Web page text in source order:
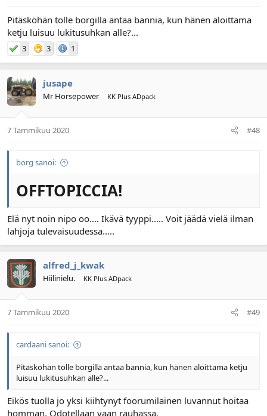
Pitäsköhän tolle borgilla antaa bannia, kun hänen aloittama
ketju luisuu lukitusuhkan alle?...
3 3 1
jusape
Mr Horsepower KK Plus ADpack
7 Tammikuu 2020 #48
borg sanoi:
OFFTOPICCIA!
Elä nyt noin nipo oo.... Ikävä tyyppi..... Voit jäädä vielä ilman
lahjoja tulevaisuudessa.....
alfred_j_kwak
Hiilinielu. KK Plus ADpack
7 Tammikuu 2020 #49
cardaani sanoi:
Pitäsköhän tolle borgilla antaa bannia, kun hänen aloittama ketju
luisuu lukitusuhkan alle?...
Eikös tuolla jo yksi kiihtynyt foorumilainen luvannut hoitaa
homman. Odotellaan vaan rauhassa.